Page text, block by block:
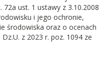
ust. 1 ustawy z 3.10.2008
i jego ochronie,
środowiska oraz o ocenach
z 2023 r. poz. 1094 ze